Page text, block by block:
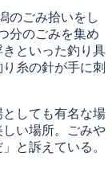
のごみ拾いをし
分のごみを集め
といった釣り具
糸の針が手に刺
しても有名な場
い場所。ごみや
と訴えている。